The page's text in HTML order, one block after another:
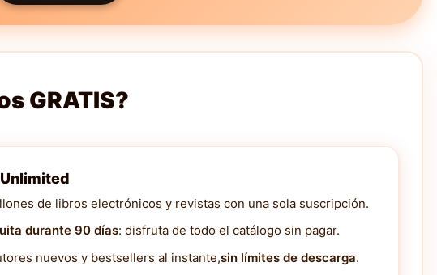
GRATIS?
de libros electrónicos y revistas con una sola suscripción.
durante 90 días: disfruta de todo el catálogo sin pagar.
nuevos y bestsellers al instante,sin límites de descarga.